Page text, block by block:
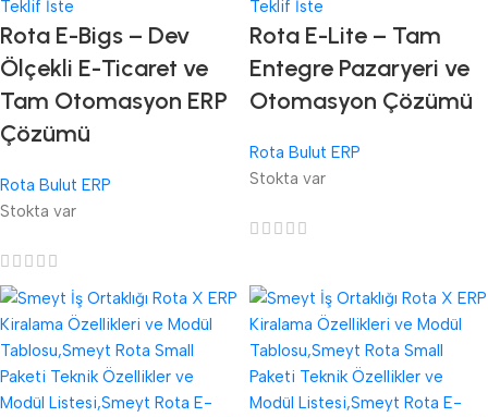
Teklif İste
Rota E-Bigs – Dev
Ölçekli E-Ticaret ve
Tam Otomasyon ERP
Çözümü
Rota Bulut ERP
Stokta var
Teklif İste
Rota E-Lite – Tam
Entegre Pazaryeri ve
Otomasyon Çözümü
Rota Bulut ERP
Stokta var